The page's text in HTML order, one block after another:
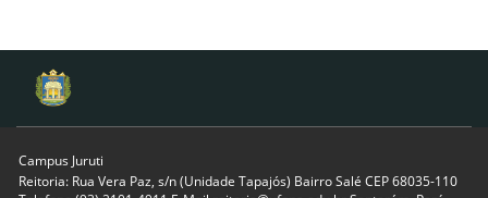
Campus Juruti
Reitoria: Rua Vera Paz, s/n (Unidade Tapajós) Bairro Salé CEP 68035-110